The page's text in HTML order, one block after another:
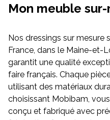
Mon meuble
Nos dressings sur mesure
France, dans le Maine-et-
garantit une qualité
faire français. Chaque
utilisant des matériaux
choisissant Mobibam,
conçu et fabriqué avec